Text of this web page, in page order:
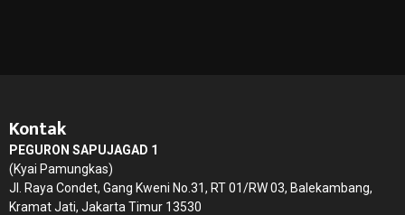
Kontak
PEGURON SAPUJAGAD 1
(Kyai Pamungkas)
Jl. Raya Condet, Gang Kweni No.31, RT 01/RW 03, Balekambang,
Kramat Jati, Jakarta Timur 13530